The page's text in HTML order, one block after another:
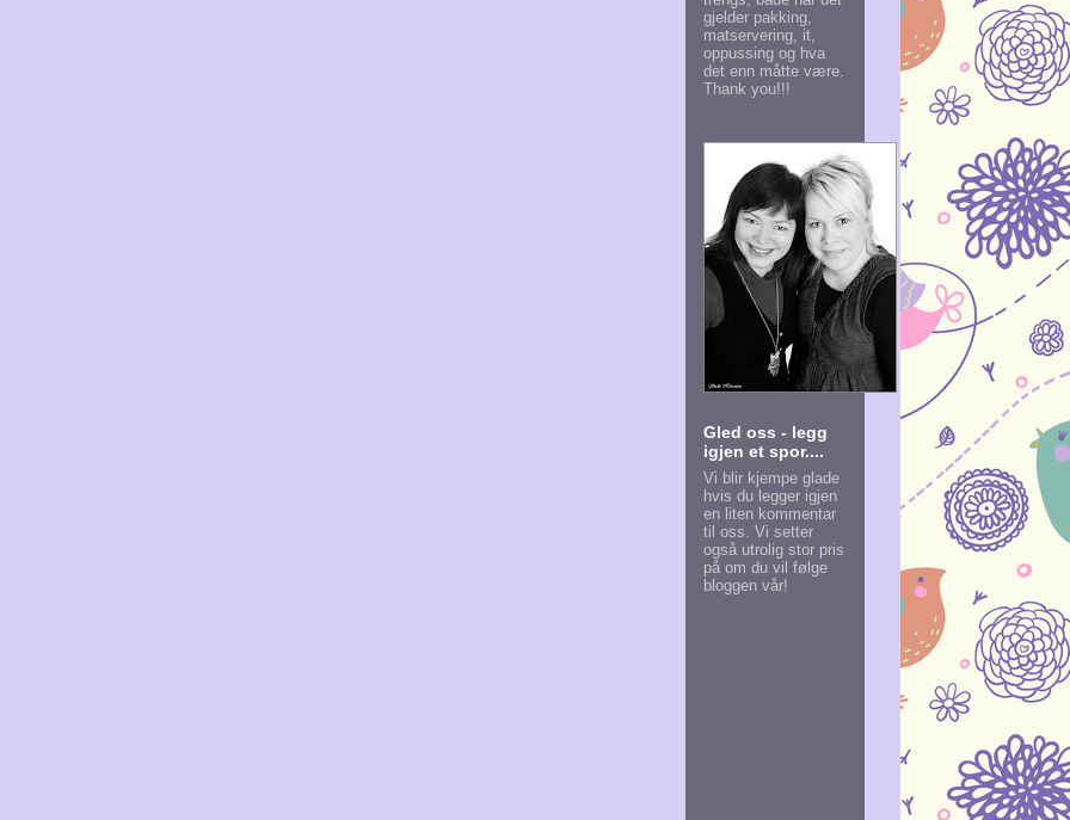
gjelder pakking,
matservering, it,
oppussing og hva
det enn måtte være.
Thank you!!!
Gled oss - legg
igjen et spor....
Vi blir kjempe glade
hvis du legger igjen
en liten kommentar
til oss. Vi setter
også utrolig stor pris
på om du vil følge
bloggen vår!